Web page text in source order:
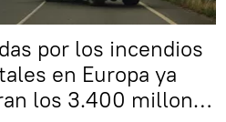
por los incendios
en Europa ya
los 3.400 millones